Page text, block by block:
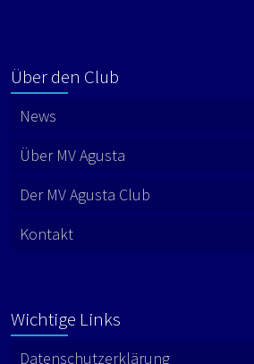
Über den Club
News
Über MV Agusta
Der MV Agusta Club
Kontakt
Wichtige Links
Datenschutzerklärung